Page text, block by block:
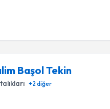
Başol Tekin
+2 diğer